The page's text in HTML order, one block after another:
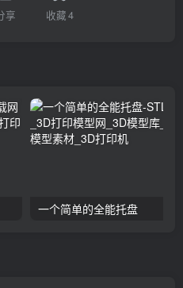
享 收藏4
一个简单的全能托盘